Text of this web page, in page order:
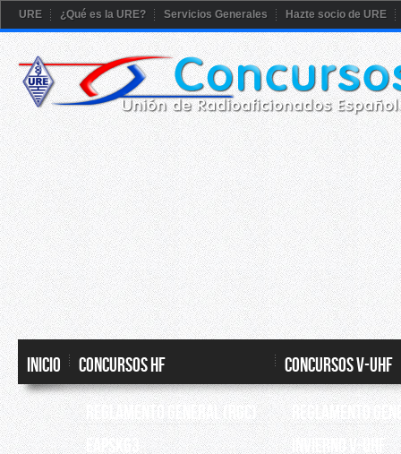
URE ¿Qué es la URE? Servicios Generales Hazte socio de URE
Inicio
CONCURSOS HF
Reglamento General (RGC)
EAPSK63
CONCURSOS V-UHF
REGLAMENTO
INVIERNO V-UHF